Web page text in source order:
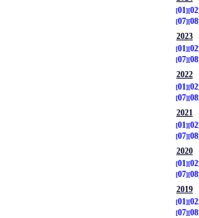
01
02
07 08
2023
01
02
07 08
2022
01
02
07 08
2021
01
02
07 08
2020
01
02
07 08
2019
01
02
07 08